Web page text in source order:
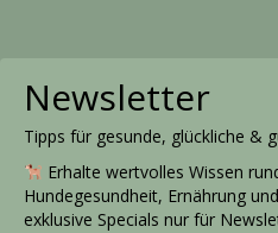
Newsletter
Tipps für gesunde, glückliche &
Erhalte wertvolles Wissen
Hundegesundheit, Ernährung
exklusive Specials nur für